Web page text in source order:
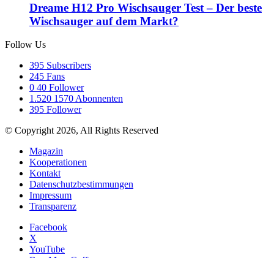
Dreame H12 Pro Wischsauger Test – Der beste
Wischsauger auf dem Markt?
Follow Us
395 Subscribers
245 Fans
0 40 Follower
1.520 1570 Abonnenten
395 Follower
© Copyright 2026, All Rights Reserved
Magazin
Kooperationen
Kontakt
Datenschutzbestimmungen
Impressum
Transparenz
Facebook
X
YouTube